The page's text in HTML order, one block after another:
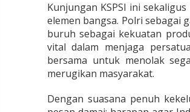
Kunjungan KSPSI ini
elemen bangsa. Polri sebagai
buruh sebagai kekuatan
vital dalam menjaga
bersama untuk menolak
merugikan masyarakat.
Dengan suasana penuh